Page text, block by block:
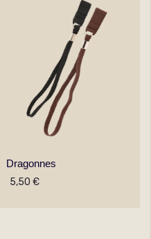
Dragonnes
5,50 €